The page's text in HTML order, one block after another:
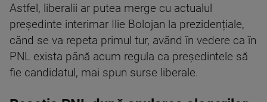
Astfel, liberalii ar putea merge cu actualul
președinte interimar Ilie Bolojan la prezidențiale,
când se va repeta primul tur, având în vedere ca în
PNL exista până acum regula ca președintele să
fie candidatul, mai spun surse liberale.